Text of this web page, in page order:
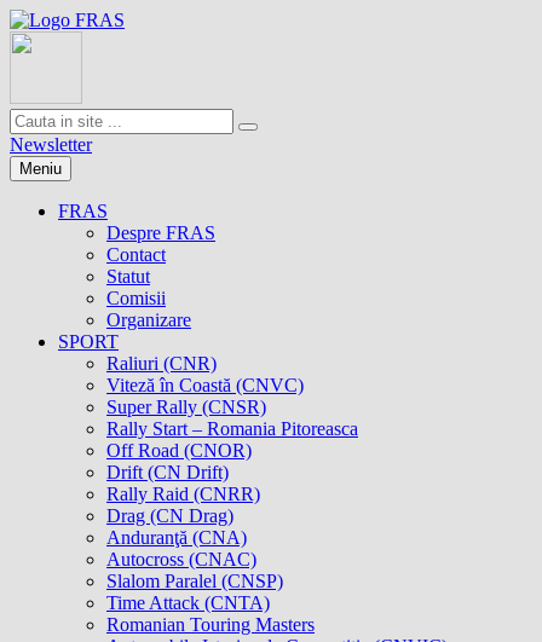
Newsletter
Meniu
FRAS
Despre FRAS
Contact
Statut
Comisii
Organizare
SPORT
Raliuri (CNR)
Viteză în Coastă (CNVC)
Super Rally (CNSR)
Rally Start – Romania Pitoreasca
Off Road (CNOR)
Drift (CN Drift)
Rally Raid (CNRR)
Drag (CN Drag)
Anduranţă (CNA)
Autocross (CNAC)
Slalom Paralel (CNSP)
Time Attack (CNTA)
Romanian Touring Masters